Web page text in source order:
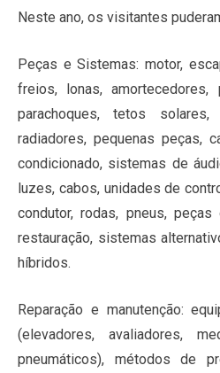
Neste ano, os visitantes
Peças e Sistemas: motor,
freios, lonas, amortecedores,
parachoques, tetos
radiadores, pequenas peças,
condicionado, sistemas de
luzes, cabos, unidades de
condutor, rodas, pneus, peças
restauração, sistemas
híbridos.
Reparação e manutenção:
(elevadores, avaliadores,
pneumáticos), métodos de